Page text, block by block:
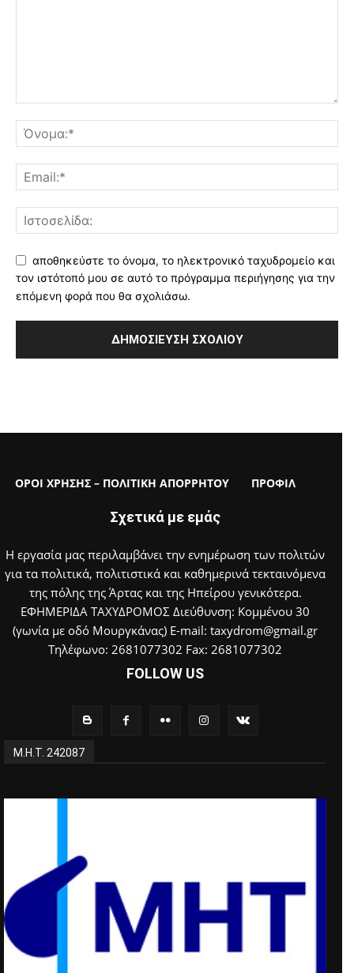
αποθηκεύστε το όνομα, το ηλεκτρονικό ταχυδρομείο και
τον ιστότοπό μου σε αυτό το πρόγραμμα περιήγησης για την
επόμενη φορά που θα σχολιάσω.
ΟΡΟΙ ΧΡΗΣΗΣ – ΠΟΛΙΤΙΚΗ ΑΠΟΡΡΗΤΟΥ ΠΡΟΦΙΛ
Σχετικά με εμάς
Η εργασία μας περιλαμβάνει την ενημέρωση των πολιτών
για τα πολιτικά, πολιτιστικά και καθημερινά τεκταινόμενα
της πόλης της Άρτας και της Ηπείρου γενικότερα.
ΕΦΗΜΕΡΙΔΑ ΤΑΧΥΔΡΟΜΟΣ Διεύθυνση: Κομμένου 30
(γωνία με οδό Μουργκάνας) E-mail: taxydrom@gmail.gr
Τηλέφωνο: 2681077302 Fax: 2681077302
FOLLOW US
Μ.Η.Τ. 242087